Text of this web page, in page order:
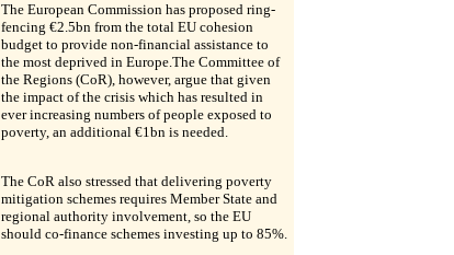
The European Commission has proposed ring-
fencing €2.5bn from the total EU cohesion
budget to provide non-financial assistance to
the most deprived in Europe.The Committee of
the Regions (CoR), however, argue that given
the impact of the crisis which has resulted in
ever increasing numbers of people exposed to
poverty, an additional €1bn is needed.
The CoR also stressed that delivering poverty
mitigation schemes requires Member State and
regional authority involvement, so the EU
should co-finance schemes investing up to 85%.